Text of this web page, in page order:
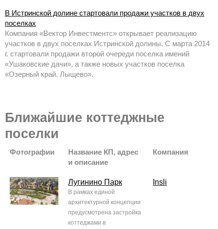
В Истринской долине стартовали продажи участков в двух
поселках
Компания «Вектор Инвестментс» открывает реализацию
участков в двух поселках Истринской долины. С марта 2014
г. стартовали продажи второй очереди поселка имений
«Ушаковские дачи», а также новых участков поселка
«Озерный край. Лыщево».
Ближайшие коттеджные
поселки
Фотографии
Название КП, адрес
и описание
Компания
Лугинино Парк
В рамках единой
архитектурной концепции
предусмотрена застройка
коттеджами в
Insli